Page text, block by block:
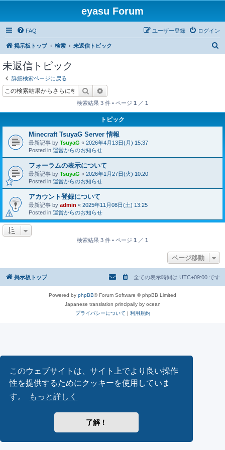
このウェブサイトは、サイト上でより良い操作
性を提供するためにクッキーを使用していま
す。
もっと詳しく
了解！
eyasu Forum
FAQ ログイン
ユーザー登録
掲示板トップ 検索 未返信トピック
未返信トピック
詳細検索ページに戻る
検索
検索結果 3 件 • ページ 1 ／ 1
トピック
Minecraft TsuyaG Server 情報
最新記事 by TsuyaG « 2026年4月13日(月) 15:37
Posted in 運営からのお知らせ
フォーラムの表示について
最新記事 by TsuyaG « 2026年1月27日(火) 10:20
Posted in 運営からのお知らせ
アカウント登録について
最新記事 by admin « 2025年11月08日(土) 13:25
Posted in 運営からのお知らせ
検索結果 3 件 • ページ 1 ／ 1
ページ移動
掲示板トップ 全ての表示時間は UTC+09:00 です
Powered by phpBB® Forum Software © phpBB Limited
Japanese translation principally by ocean
プライバシーについて | 利用規約